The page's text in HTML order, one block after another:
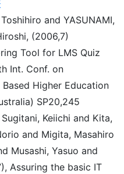
and YASUNAMI,
(2006,7)
Tool for LMS Quiz
Int. Conf. on
Higher Education
SP20,245
Keiichi and Kita,
and Migita, Masahiro
Musashi, Yasuo and
Assuring the basic IT